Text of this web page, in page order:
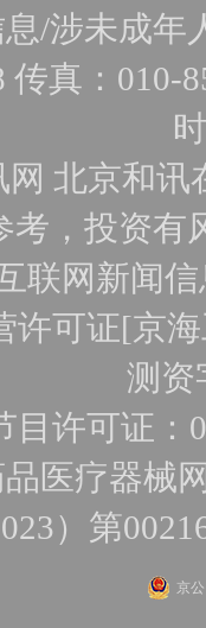
/涉未成年
传真：010-
北京和
考，投资有
联网新闻
可证[京
测资
许可证：
医疗器械
）第
京